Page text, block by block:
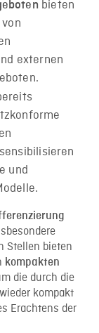
bieten
externen
und
Stellen bieten
kompakten
die durch die
kompakt
Erachtens der